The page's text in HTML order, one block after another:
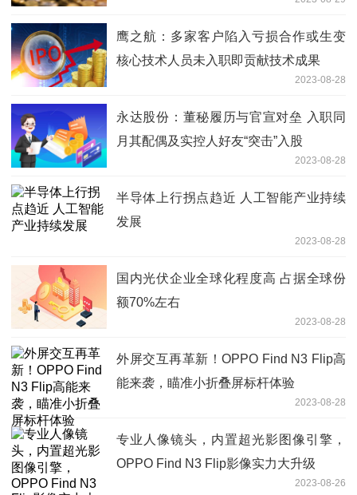
鹰之航：多家客户陷入亏损合作或生变
核心技术人员未入职即贡献技术成果
2023-08-28
永达股份：董秘履历与官宣对垒 入职同
月其配偶及实控人好友“突击”入股
2023-08-28
半导体上行拐点趋近 人工智能产业持续
发展
2023-08-28
国内光伏企业全球化程度高 占据全球份
额70%左右
2023-08-28
外屏交互再革新！OPPO Find N3 Flip高
能来袭，瞄准小折叠屏标杆体验
2023-08-28
专业人像镜头，内置超光影图像引擎，
OPPO Find N3 Flip影像实力大升级
2023-08-26